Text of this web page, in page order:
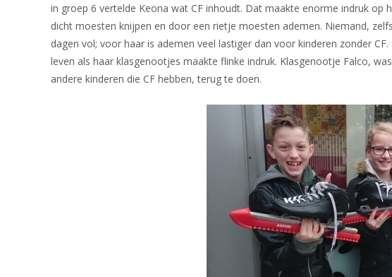
in groep 6 vertelde Keona wat CF inhoudt. Dat maakte enorme indruk
dicht moesten knijpen en door een rietje moesten ademen. Niemand,
dagen vol; voor haar is ademen veel lastiger dan voor kinderen zonder
leven als haar klasgenootjes maakte flinke indruk. Klasgenootje Falco,
andere kinderen die CF hebben, terug te doen.